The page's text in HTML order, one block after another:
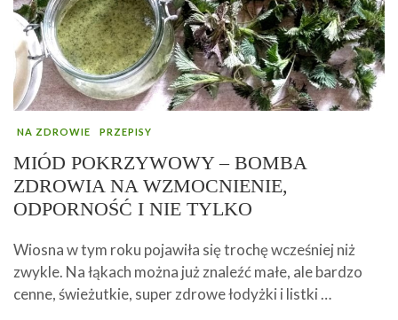
NA ZDROWIE PRZEPISY
MIÓD POKRZYWOWY – BOMBA
ZDROWIA NA WZMOCNIENIE,
ODPORNOŚĆ I NIE TYLKO
Wiosna w tym roku pojawiła się trochę wcześniej niż
zwykle. Na łąkach można już znaleźć małe, ale bardzo
cenne, świeżutkie, super zdrowe łodyżki i listki …